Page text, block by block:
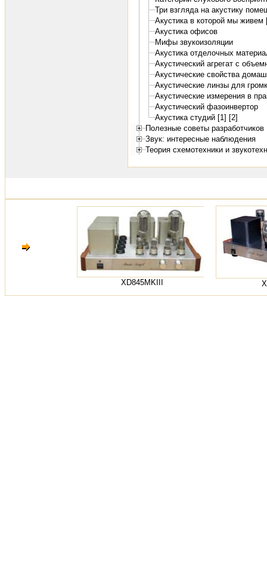
Три взгляда на акустику
Акустика в которой мы живем
Акустика офисов
Мифы звукоизоляции
Акустика отделочных
Акустический агрегат с
Акустические свойства
Акустические линзы для
Акустические измерения в
Акустический фазоинвертор
Акустика студий [1] [2]
Полезные советы разработчиков
Звук: интересные наблюдения
Теория схемотехники и
XD845MKIII